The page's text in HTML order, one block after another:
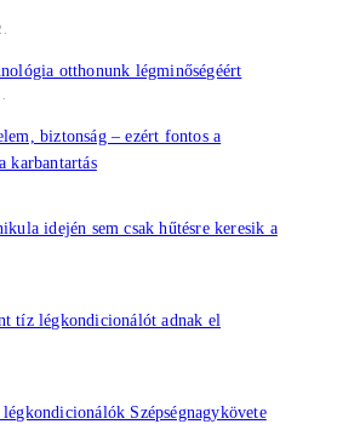
otthonunk légminőségéért
biztonság – ezért fontos a
karbantartás
idején sem csak hűtésre keresik a
tíz légkondicionálót adnak el
Szépségnagykövete